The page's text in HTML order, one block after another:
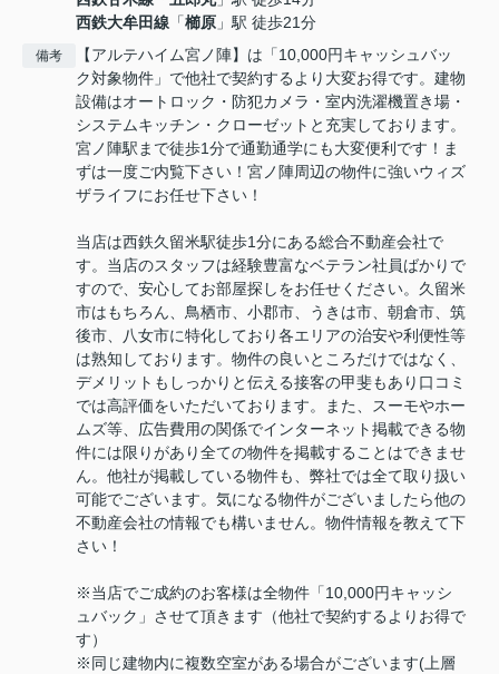
西鉄大牟田線 「櫛原 」駅 徒歩21分
備考
【アルテハイム宮ノ陣】は「10,000円キャッシュバッ
ク対象物件」で他社で契約するより大変お得です。建物
設備はオートロック・防犯カメラ・室内洗濯機置き場・
システムキッチン・クローゼットと充実しております。
宮ノ陣駅まで徒歩1分で通勤通学にも大変便利です！ま
ずは一度ご内覧下さい！宮ノ陣周辺の物件に強いウィズ
ザライフにお任せ下さい！
当店は西鉄久留米駅徒歩1分にある総合不動産会社で
す。当店のスタッフは経験豊富なベテラン社員ばかりで
すので、安心してお部屋探しをお任せください。久留米
市はもちろん、鳥栖市、小郡市、うきは市、朝倉市、筑
後市、八女市に特化しており各エリアの治安や利便性等
は熟知しております。物件の良いところだけではなく、
デメリットもしっかりと伝える接客の甲斐もあり口コミ
では高評価をいただいております。また、スーモやホー
ムズ等、広告費用の関係でインターネット掲載できる物
件には限りがあり全ての物件を掲載することはできませ
ん。他社が掲載している物件も、弊社では全て取り扱い
可能でございます。気になる物件がございましたら他の
不動産会社の情報でも構いません。物件情報を教えて下
さい！
※当店でご成約のお客様は全物件「10,000円キャッシ
ュバック」させて頂きます（他社で契約するよりお得で
す）
※同じ建物内に複数空室がある場合がございます(上層